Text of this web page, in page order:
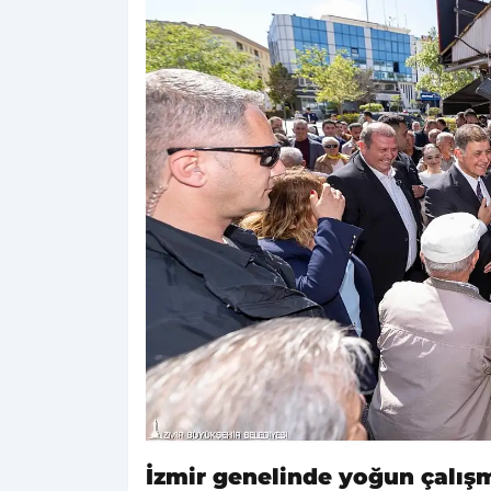
İzmir genelinde yoğun